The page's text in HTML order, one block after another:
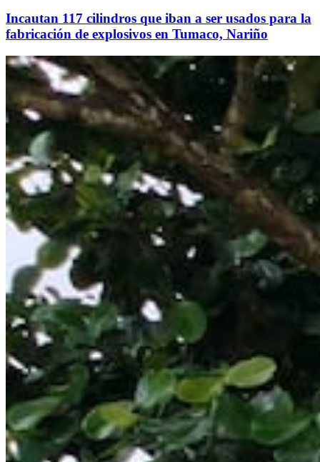
Incautan 117 cilindros que iban a ser usados para la
fabricación de explosivos en Tumaco, Nariño